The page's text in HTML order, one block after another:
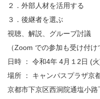
２．外部人材を活用する
３．後継者を選ぶ
視聴、解説、グループ討議
（Zoom での参加も受け付け
日時 ： 令和4年 4月１2日 (
場所 ： キャンパスプラザ京
京都市下京区西洞院通塩小路